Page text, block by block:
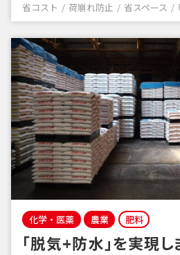
省コスト 荷崩れ防止 省スペース
化学・医薬 農業 肥料
「脱気+防水」を実現し